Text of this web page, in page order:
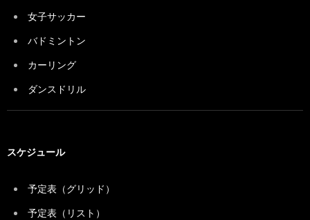
女子サッカー
バドミントン
カーリング
ダンスドリル
スケジュール
予定表（グリッド）
予定表（リスト）